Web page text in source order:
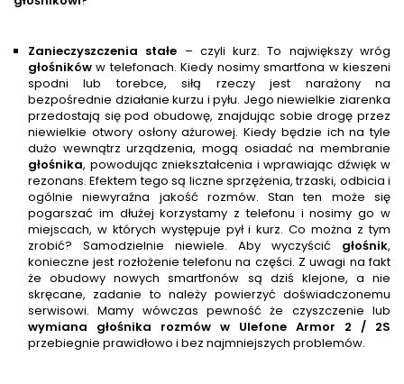
Zanieczyszczenia stałe – czyli kurz. To największy wróg
głośników w telefonach. Kiedy nosimy smartfona w kieszeni
spodni lub torebce, siłą rzeczy jest narażony na
bezpośrednie działanie kurzu i pyłu. Jego niewielkie ziarenka
przedostają się pod obudowę, znajdując sobie drogę przez
niewielkie otwory osłony ażurowej. Kiedy będzie ich na tyle
dużo wewnątrz urządzenia, mogą osiadać na membranie
głośnika, powodując zniekształcenia i wprawiając dźwięk w
rezonans. Efektem tego są liczne sprzężenia, trzaski, odbicia i
ogólnie niewyraźna jakość rozmów. Stan ten może się
pogarszać im dłużej korzystamy z telefonu i nosimy go w
miejscach, w których występuje pył i kurz. Co można z tym
zrobić? Samodzielnie niewiele. Aby wyczyścić głośnik,
konieczne jest rozłożenie telefonu na części. Z uwagi na fakt
że obudowy nowych smartfonów są dziś klejone, a nie
skręcane, zadanie to należy powierzyć doświadczonemu
serwisowi. Mamy wówczas pewność że czyszczenie lub
wymiana głośnika rozmów w Ulefone Armor 2 / 2S
przebiegnie prawidłowo i bez najmniejszych problemów.